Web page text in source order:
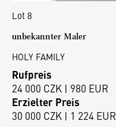
Lot 8
unbekannter Maler
HOLY FAMILY
Rufpreis
24 000 CZK | 980 EUR
Erzielter Preis
30 000 CZK | 1 224 EUR